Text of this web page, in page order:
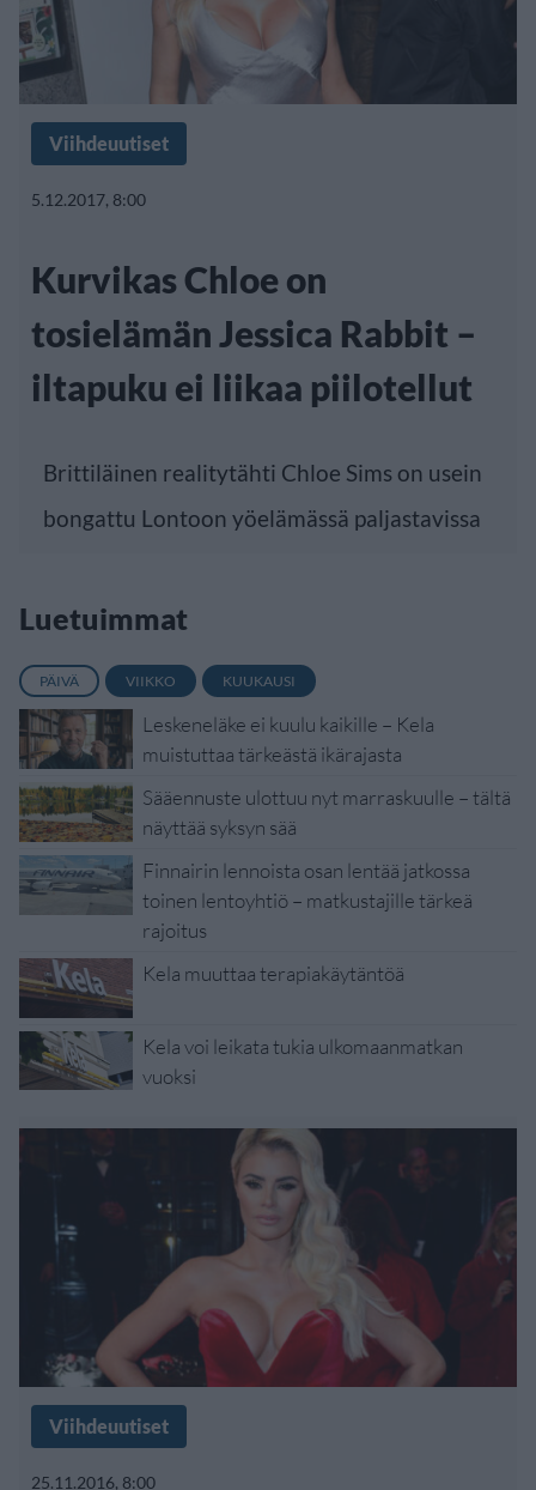
Viihdeuutiset
5.12.2017, 8:00
Kurvikas Chloe on
tosielämän Jessica Rabbit –
iltapuku ei liikaa piilotellut
Brittiläinen realitytähti Chloe Sims on usein
bongattu Lontoon yöelämässä paljastavissa
Luetuimmat
PÄIVÄ VIIKKO KUUKAUSI
Leskeneläke ei kuulu kaikille – Kela
muistuttaa tärkeästä ikärajasta
Sääennuste ulottuu nyt marraskuulle – tältä
näyttää syksyn sää
Finnairin lennoista osan lentää jatkossa
toinen lentoyhtiö – matkustajille tärkeä
rajoitus
Kela muuttaa terapiakäytäntöä
Kela voi leikata tukia ulkomaanmatkan
vuoksi
Viihdeuutiset
25.11.2016, 8:00